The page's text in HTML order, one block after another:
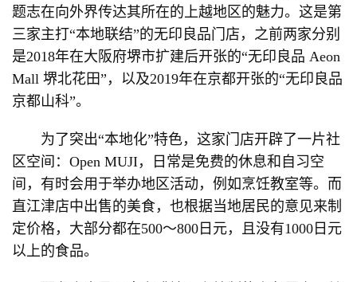
题志在向外界传达其所在的上越地区的魅力。这是第
三家主打“本地联结”的无印良品门店，之前两家分别
是2018年在大阪府堺市扩建后开张的“无印良品 Aeon
Mall 堺北花田”，以及2019年在京都开张的“无印良品
京都山科”。
为了突出“本地化”特色，这家门店开辟了一片社
区空间：Open MUJI，日常是免费的休息和自习空
间，有时会用于举办地区活动，例如烹饪教室等。而
直江津店中出售的美食，也根据当地居民的意见来制
定价格，大部分都在500～800日元，且没有1000日元
以上的食品。